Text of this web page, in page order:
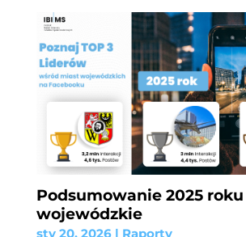
Podsumowanie 2025
wojewódzkie
sty 20, 2026| Raporty